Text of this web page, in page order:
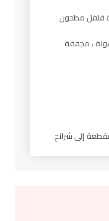
مطحون
، مجففة